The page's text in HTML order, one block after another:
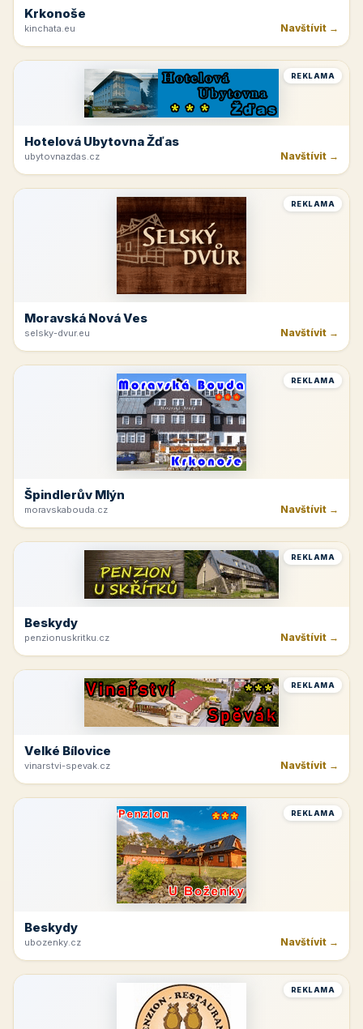
Krkonoše
kinchata.eu Navštívit →
REKLAMA
Hotelová Ubytovna Žďas
ubytovnazdas.cz Navštívit →
REKLAMA
Moravská Nová Ves
selsky-dvur.eu Navštívit →
REKLAMA
Špindlerův Mlýn
moravskabouda.cz Navštívit →
REKLAMA
Beskydy
penzionuskritku.cz Navštívit →
REKLAMA
Velké Bílovice
vinarstvi-spevak.cz Navštívit →
REKLAMA
Beskydy
ubozenky.cz Navštívit →
REKLAMA